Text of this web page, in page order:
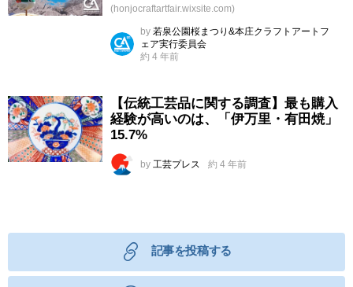
(honjocraftartfair.wixsite.com)
by 若泉公園桜まつり&本庄クラフトアートフ
ェア実行委員会
約 4 年前
【伝統工芸品に関する調査】最も購入
経験が高いのは、「伊万里・有田焼」
15.7%
by 工芸プレス 約 4 年前
記事を投稿する